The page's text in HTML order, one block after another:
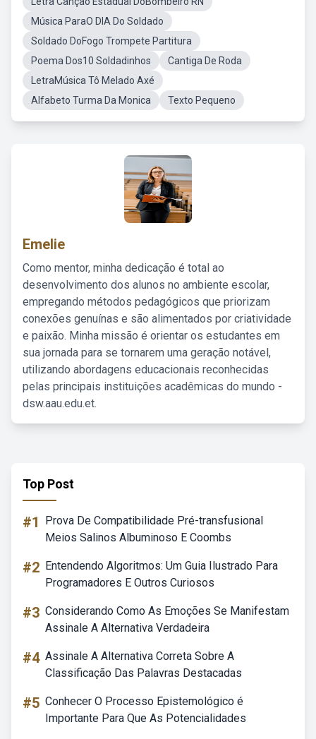
Música ParaO DIA Do Soldado
Soldado DoFogo Trompete Partitura
Poema Dos10 Soldadinhos
Cantiga De Roda
LetraMúsica Tô Melado Axé
Alfabeto Turma Da Monica
Texto Pequeno
Emelie
Como mentor, minha dedicação é total ao
desenvolvimento dos alunos no ambiente escolar,
empregando métodos pedagógicos que priorizam
conexões genuínas e são alimentados por criatividade
e paixão. Minha missão é orientar os estudantes em
sua jornada para se tornarem uma geração notável,
utilizando abordagens educacionais reconhecidas
pelas principais instituições acadêmicas do mundo -
dsw.aau.edu.et.
Top Post
#1
Prova De Compatibilidade Pré-transfusional
Meios Salinos Albuminoso E Coombs
#2 Entendendo Algoritmos: Um Guia Ilustrado Para
Programadores E Outros Curiosos
#3 Considerando Como As Emoções Se Manifestam
Assinale A Alternativa Verdadeira
#4 Assinale A Alternativa Correta Sobre A
Classificação Das Palavras Destacadas
#5 Conhecer O Processo Epistemológico é
Importante Para Que As Potencialidades